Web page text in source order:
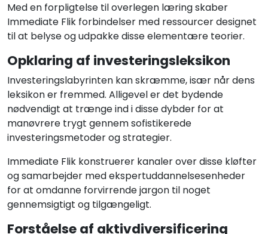
Med en forpligtelse til overlegen læring skaber
Immediate Flik forbindelser med ressourcer designet
til at belyse og udpakke disse elementære teorier.
Opklaring af investeringsleksikon
Investeringslabyrinten kan skræmme, især når dens
leksikon er fremmed. Alligevel er det bydende
nødvendigt at trænge ind i disse dybder for at
manøvrere trygt gennem sofistikerede
investeringsmetoder og strategier.
Immediate Flik konstruerer kanaler over disse kløfter
og samarbejder med ekspertuddannelsesenheder
for at omdanne forvirrende jargon til noget
gennemsigtigt og tilgængeligt.
Forståelse af aktivdiversificering